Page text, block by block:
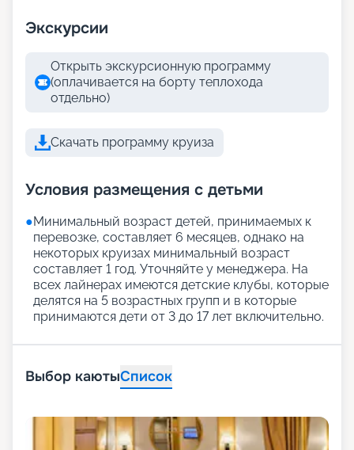
Экскурсии
Открыть экскурсионную программу
(оплачивается на борту теплохода
отдельно)
Скачать программу круиза
Условия размещения с детьми
●Минимальный возраст детей, принимаемых к
перевозке, составляет 6 месяцев, однако на
некоторых круизах минимальный возраст
составляет 1 год. Уточняйте у менеджера. На
всех лайнерах имеются детские клубы, которые
делятся на 5 возрастных групп и в которые
принимаются дети от 3 до 17 лет включительно.
Выбор каютыСписок